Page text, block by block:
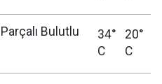
Parçalı Bulutlu
34°
C
20°
C